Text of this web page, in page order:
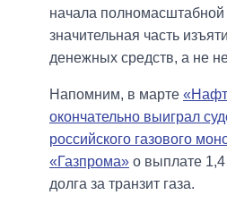
начала
значительная часть
денежных средств, а не
Напомним, в марте
окончательно выиграл
российского газового
«Газпрома» о выплате
долга за транзит газа.